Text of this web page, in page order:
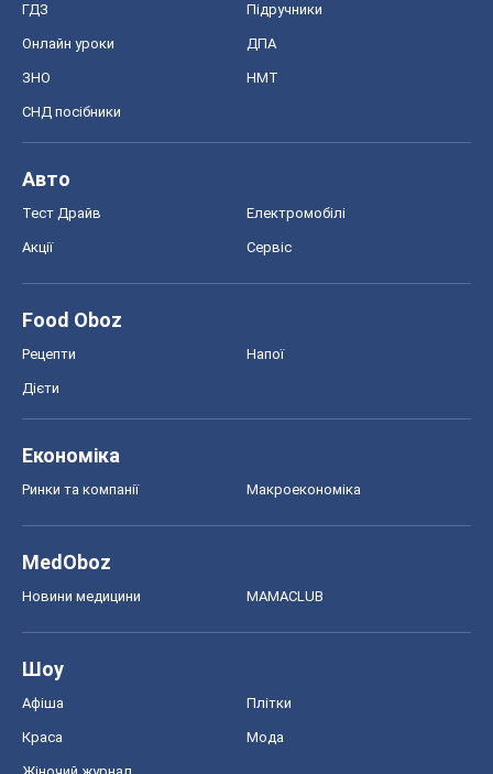
ГДЗ Підручники
Онлайн уроки ДПА
ЗНО НМТ
СНД посібники
Авто
Тест Драйв Електромобілі
Акції Сервіс
Food Oboz
Рецепти Напої
Дієти
Економіка
Ринки та компанії Макроекономіка
MedOboz
Новини медицини MAMACLUB
Шоу
Афіша Плітки
Краса Мода